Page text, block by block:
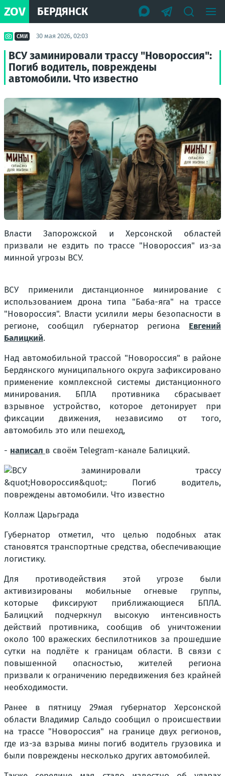
ZOV БЕРДЯНСК
СМИ 30 мая 2026, 02:03
ВСУ заминировали трассу "Новороссия":
Погиб водитель, повреждены
автомобили. Что известно
Власти Запорожской и Херсонской областей
призвали не ездить по трассе "Новороссия" из-за
минной угрозы ВСУ.
ВСУ применили дистанционное минирование с
использованием дрона типа "Баба-яга" на трассе
"Новороссия". Власти усилили меры безопасности в
регионе, сообщил губернатор региона Евгений
Балицкий.
Над автомобильной трассой "Новороссия" в районе
Бердянского муниципального округа зафиксировано
применение комплексной системы дистанционного
минирования. БПЛА противника сбрасывает
взрывное устройство, которое детонирует при
фиксации движения, независимо от того,
автомобиль это или пешеход,
- написал в своём Telegram-канале Балицкий.
Коллаж Царьграда
Губернатор отметил, что целью подобных атак
становятся транспортные средства, обеспечивающие
логистику.
Для противодействия этой угрозе были
активизированы мобильные огневые группы,
которые фиксируют приближающиеся БПЛА.
Балицкий подчеркнул высокую интенсивность
действий противника, сообщив об уничтожении
около 100 вражеских беспилотников за прошедшие
сутки на подлёте к границам области. В связи с
повышенной опасностью, жителей региона
призвали к ограничению передвижения без крайней
необходимости.
Ранее в пятницу 29мая губернатор Херсонской
области Владимир Сальдо сообщил о происшествии
на трассе "Новороссия" на границе двух регионов,
где из-за взрыва мины погиб водитель грузовика и
были повреждены несколько других автомобилей.